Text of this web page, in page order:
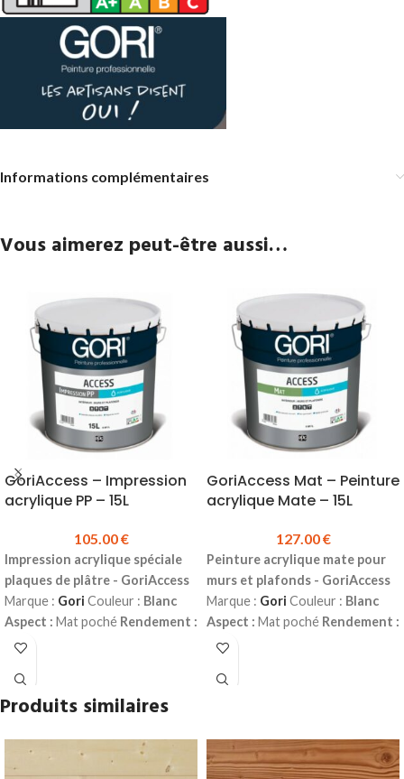
Informations complémentaires
Vous aimerez peut-être aussi…
GoriAccess – Impression
acrylique PP – 15L
105.00€
Impression acrylique spéciale
plaques de plâtre - GoriAccess
Marque : Gori Couleur : Blanc
Aspect : Mat poché Rendement :
7 à 9 m² au litre
Destination :
plafonds)Référence :00387574
Produit sur commande
TTC au bidon :
105.00 € soit 7.00
GoriAccess Mat – Peinture
acrylique Mate – 15L
127.00€
Peinture acrylique mate pour
murs et plafonds - GoriAccess
Marque : Gori Couleur : Blanc
Aspect : Mat poché Rendement :
7 à 9 m² au litre
Destination :
Produit sur commandePrix
TTC au bidon :127.00 € soit 8.47
Produits similaires